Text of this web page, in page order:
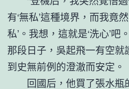
有‘無私’這種境界，而我竟
私’。我想，這就是‘洗心’吧
那段日子，吳起飛一有空
到史無前例的澄澈而安定。
回國后，他買了張水瓶